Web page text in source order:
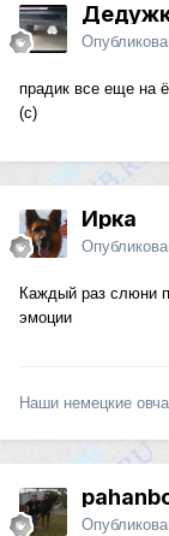
прадик все еще на
(с)
Ирка
Каждый раз слюни
эмоции
Наши немецкие